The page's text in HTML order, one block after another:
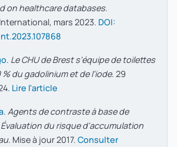
on healthcare databases.
mars 2023. DOI:
. Le CHU de Brest s'équipe de toilettes
du gadolinium et de l'iode. 29
Lire l'article
. Agents de contraste à base de
du risque d'accumulation
. Mise à jour 2017. Consulter